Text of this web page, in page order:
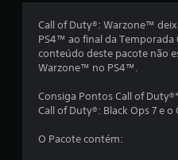
Call of Duty®: Warzone™
PS4™ ao final da Temporada
conteúdo deste pacote não
Warzone™ no PS4™.
Consiga Pontos Call of
Call of Duty®: Black Ops 7 e
O Pacote contém: